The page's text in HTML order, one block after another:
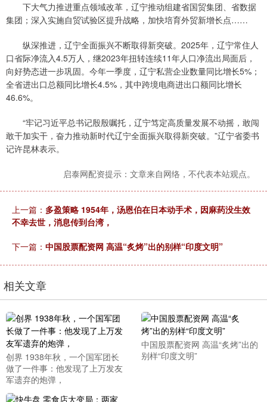
下大气力推进重点领域改革，辽宁推动组建省国贸集团、省数据
集团；深入实施自贸试验区提升战略，加快培育外贸新增长点……
纵深推进，辽宁全面振兴不断取得新突破。2025年，辽宁常住人
口省际净流入4.5万人，继2023年扭转连续11年人口净流出局面后，
向好势态进一步巩固。今年一季度，辽宁私营企业数量同比增长5%；
全省进出口总额同比增长4.5%，其中跨境电商进出口额同比增长
46.6%。
“牢记习近平总书记殷殷嘱托，辽宁笃定高质量发展不动摇，敢闯
敢干加实干，奋力推动新时代辽宁全面振兴取得新突破。”辽宁省委书
记许昆林表示。
启泰网配资提示：文章来自网络，不代表本站观点。
上一篇： 多盈策略 1954年，汤恩伯在日本动手术，因麻药没生效
不幸去世，消息传到台湾，
下一篇： 中国股票配资网 高温“炙烤”出的别样“印度文明”
相关文章
创界 1938年秋，一个国军团长
做了一件事：他发现了上万发友
军遗弃的炮弹，
中国股票配资网 高温“炙烤”出的
别样“印度文明”